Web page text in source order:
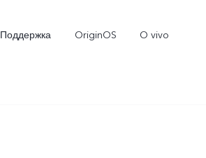
Поддержка OriginOS O vivo